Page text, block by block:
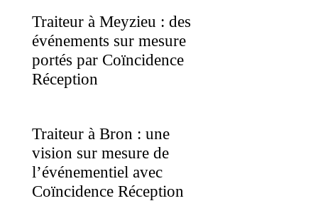
Traiteur à Meyzieu : des
événements sur mesure
portés par Coïncidence
Réception
Traiteur à Bron : une
vision sur mesure de
l’événementiel avec
Coïncidence Réception